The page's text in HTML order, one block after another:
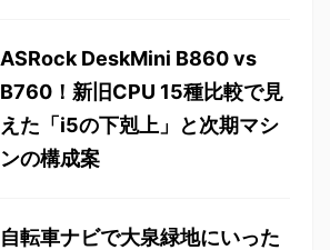
ASRock DeskMini B860 vs
B760！新旧CPU 15種比較で見
えた「i5の下剋上」と次期マシ
ンの構成案
自転車ナビで大泉緑地にいった